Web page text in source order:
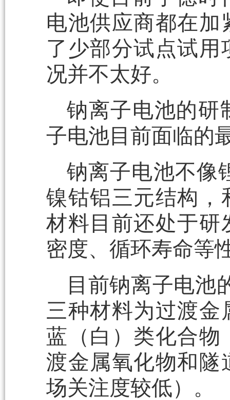
电池供应商都在
了少部分试点试
况并不太好。
钠离子电池的研
子电池目前面临的
钠离子电池不像
镍钴铝三元结构，
材料目前还处于研
密度、循环寿命等
目前钠离子电池
三种材料为过渡
蓝（白）类化合物
渡金属氧化物和隧
场关注度较低）。